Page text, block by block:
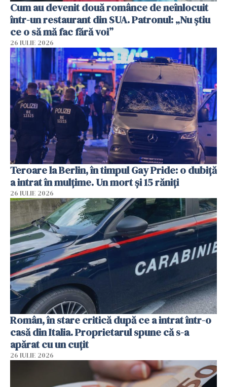
Cum au devenit două românce de neînlocuit
într-un restaurant din SUA. Patronul: „Nu știu
ce o să mă fac fără voi”
26 IULIE 2026
Teroare la Berlin, în timpul Gay Pride: o dubiță
a intrat în mulțime. Un mort și 15 răniți
26 IULIE 2026
Român, în stare critică după ce a intrat într-o
casă din Italia. Proprietarul spune că s-a
apărat cu un cuțit
26 IULIE 2026